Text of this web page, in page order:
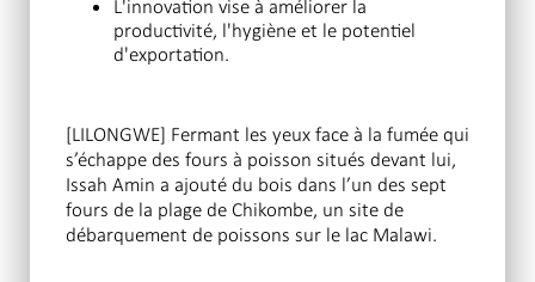
L'innovation vise à améliorer la
productivité, l'hygiène et le potentiel
d'exportation.
[LILONGWE] Fermant les yeux face à la fumée qui
s’échappe des fours à poisson situés devant lui,
Issah Amin a ajouté du bois dans l’un des sept
fours de la plage de Chikombe, un site de
débarquement de poissons sur le lac Malawi.